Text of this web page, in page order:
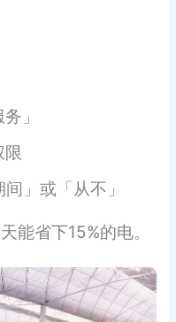
」
限
」或「从不」
能省下15%的电。